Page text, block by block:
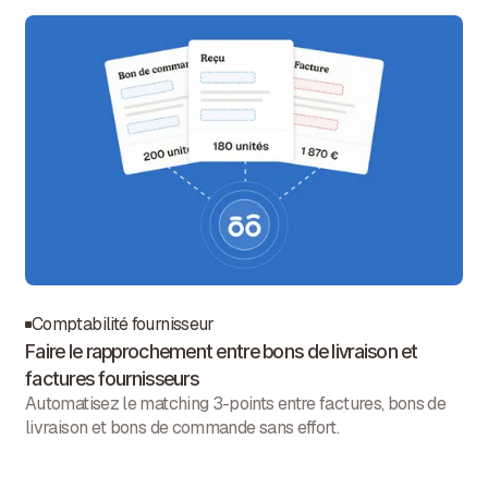
Comptabilité fournisseur
Faire le rapprochement entre bons de livraison et
factures fournisseurs
Automatisez le matching 3-points entre factures, bons de
livraison et bons de commande sans effort.